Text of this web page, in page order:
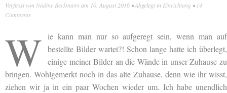
Verfasst von Nadine Beckmann am 10. August 2016 • Abgelegt in Einrichtung • 14
Comments
W
ie kann man nur so aufgeregt sein, wenn man auf
bestellte Bilder wartet?! Schon lange hatte ich überlegt,
einige meiner Bilder an die Wände in unser Zuhause zu
bringen. Wohlgemerkt noch in das alte Zuhause, denn wie ihr wisst,
ziehen wir ja in ein paar Wochen wieder um. Ich habe unendlich